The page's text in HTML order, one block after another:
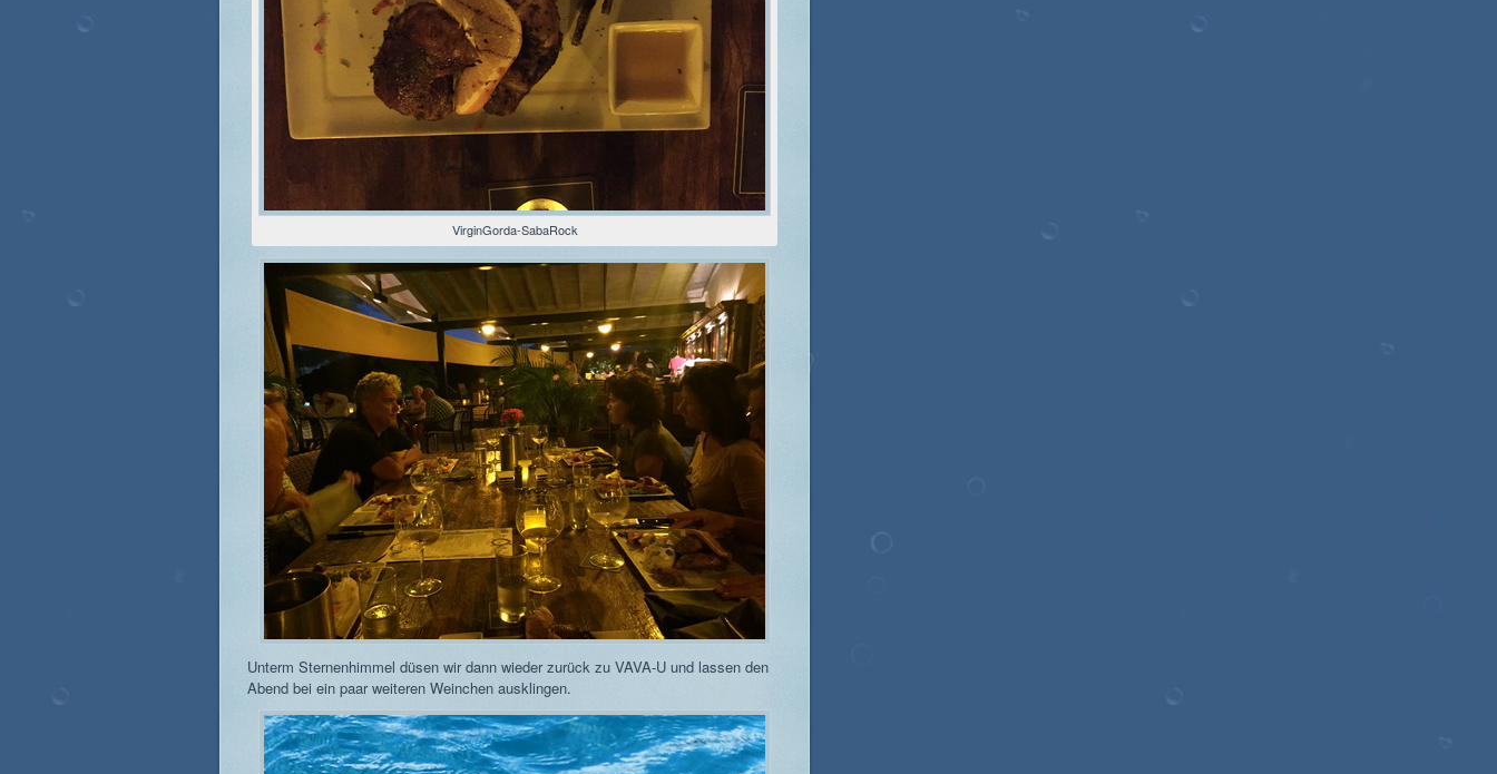
VirginGorda-SabaRock
Unterm Sternenhimmel düsen wir dann wieder zurück zu VAVA-U und lassen den
Abend bei ein paar weiteren Weinchen ausklingen.